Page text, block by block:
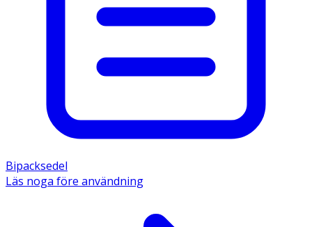
Bipacksedel
Läs noga före användning